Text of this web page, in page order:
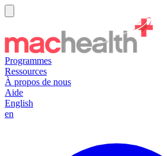
Programmes
Ressources
À propos de nous
Aide
English
en